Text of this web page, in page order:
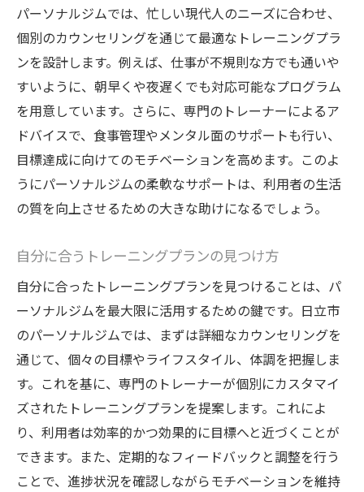
パーソナルジムでは、忙しい現代人のニーズに合わせ、
個別のカウンセリングを通じて最適なトレーニングプラ
ンを設計します。例えば、仕事が不規則な方でも通いや
すいように、朝早くや夜遅くでも対応可能なプログラム
を用意しています。さらに、専門のトレーナーによるア
ドバイスで、食事管理やメンタル面のサポートも行い、
目標達成に向けてのモチベーションを高めます。このよ
うにパーソナルジムの柔軟なサポートは、利用者の生活
の質を向上させるための大きな助けになるでしょう。
自分に合うトレーニングプランの見つけ方
自分に合ったトレーニングプランを見つけることは、パ
ーソナルジムを最大限に活用するための鍵です。日立市
のパーソナルジムでは、まずは詳細なカウンセリングを
通じて、個々の目標やライフスタイル、体調を把握しま
す。これを基に、専門のトレーナーが個別にカスタマイ
ズされたトレーニングプランを提案します。これによ
り、利用者は効率的かつ効果的に目標へと近づくことが
できます。また、定期的なフィードバックと調整を行う
ことで、進捗状況を確認しながらモチベーションを維持